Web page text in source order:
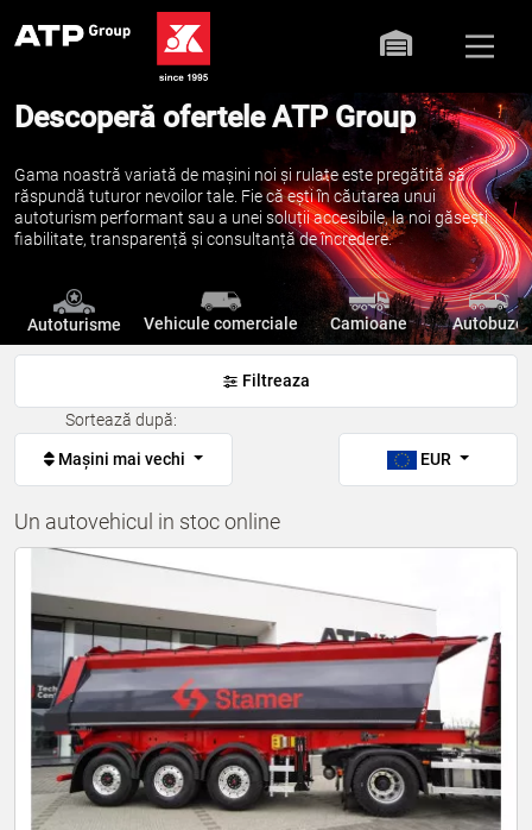
Descoperă ofertele ATP Group
Gama noastră variată de mașini noi și rulate este pregătită să
răspundă tuturor nevoilor tale. Fie că ești în căutarea unui
autoturism performant sau a unei soluții accesibile, la noi găsești
fiabilitate, transparență și consultanță de încredere.
Autoturisme Vehicule comerciale Camioane Autobuze
Filtreaza
Sortează după:
Mașini mai vechi EUR
Un autovehicul in stoc online